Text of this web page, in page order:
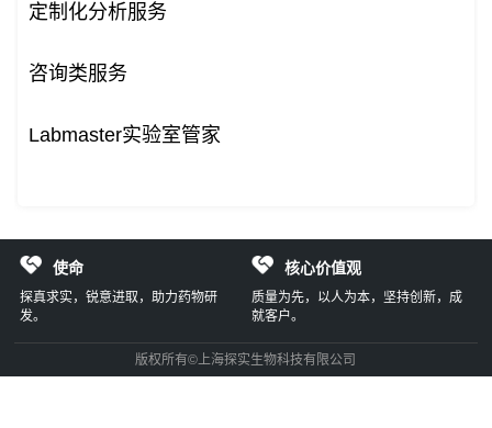
定制化分析服务
咨询类服务
Labmaster实验室管家
使命
探真求实，锐意进取，助力药物研
发。
核心价值观
质量为先，以人为本，坚持创新，成
就客户。
版权所有©上海探实生物科技有限公司